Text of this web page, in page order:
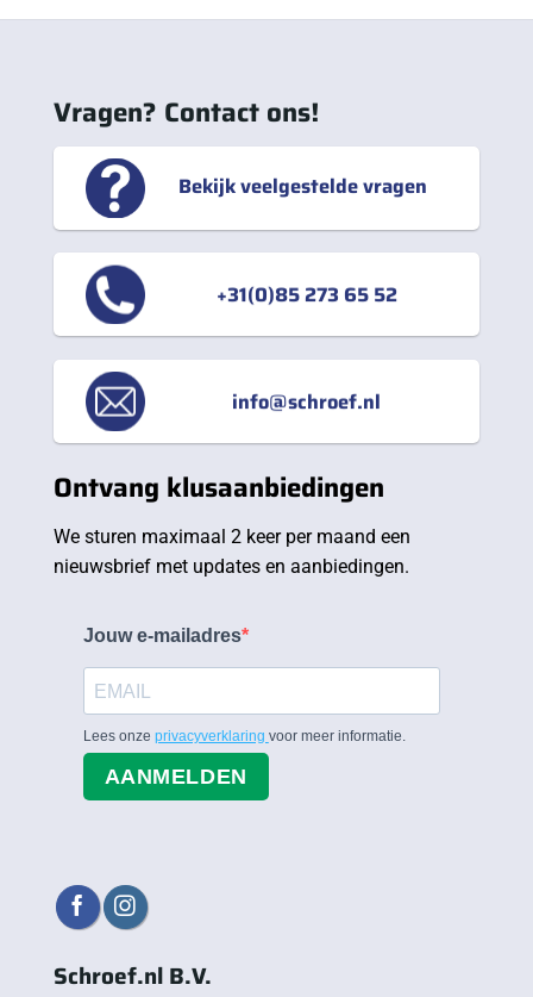
Vragen? Contact ons!
Bekijk veelgestelde vragen
+31(0)85 273 65 52
info@schroef.nl
Ontvang klusaanbiedingen
We sturen maximaal 2 keer per maand een
nieuwsbrief met updates en aanbiedingen.
Jouw e-mailadres
Lees onze privacyverklaring voor meer informatie.
AANMELDEN
Schroef.nl B.V.